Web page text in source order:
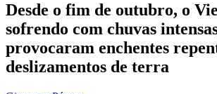
Desde o fim de outubro, o
sofrendo com chuvas
provocaram enchentes
deslizamentos de terra